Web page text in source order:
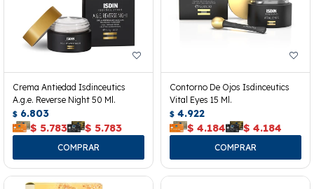
Crema Antiedad Isdinceutics
A.g.e. Reverse Night 50 Ml.
$ 6.803
$ 5.783 $ 5.783
Contorno De Ojos Isdinceutics
Vital Eyes 15 Ml.
$ 4.922
$ 4.184 $ 4.184